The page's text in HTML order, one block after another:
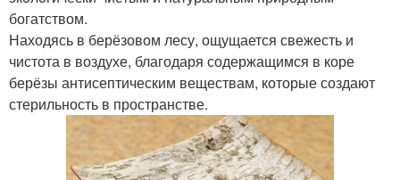
богатством.
Находясь в берёзовом лесу, ощущается свежесть и
чистота в воздухе, благодаря содержащимся в коре
берёзы антисептическим веществам, которые создают
стерильность в пространстве.